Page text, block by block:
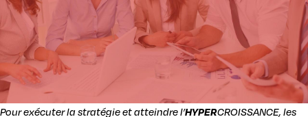
Pour exécuter la stratégie et atteindre l’HYPERCROISSANCE, les